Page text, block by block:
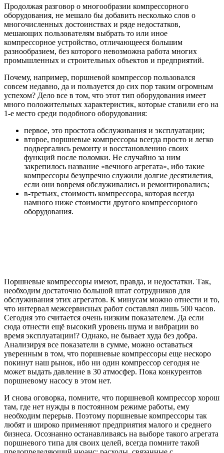
Продолжая разговор о многообразии компрессорного
оборудования, не мешало бы добавить несколько слов о
многочисленных достоинствах и ряде недостатков,
мешающих пользователям выбрать то или иное
компрессорное устройство, отличающееся большим
разнообразием, без которого невозможна работа многих
промышленных и строительных объектов и предприятий.
Почему, например, поршневой компрессор пользовался
совсем недавно, да и пользуется до сих пор таким огромным
успехом? Дело все в том, что этот тип оборудования имеет
много положительных характеристик, которые ставили его на
1-е место среди подобного оборудования:
первое, это простота обслуживания и эксплуатации;
второе, поршневые компрессоры всегда просто и легко
подвергались ремонту и восстановлению своих
функций после поломки. Не случайно за ним
закрепилось название «вечного агрегата», ибо такие
компрессоры безупречно служили долгие десятилетия,
если они вовремя обслуживались и ремонтировались;
в-третьих, стоимость компрессора, которая всегда
намного ниже стоимости другого компрессорного
оборудования.
Поршневые компрессоры имеют, правда, и недостатки. Так,
необходим достаточно большой штат сотрудников для
обслуживания этих агрегатов. К минусам можно отнести и то,
что интервал межсервисных работ составлял лишь 500 часов.
Сегодня это считается очень низким показателем. Да если
сюда отнести ещё высокий уровень шума и вибрации во
время эксплуатации!? Однако, не бывает худа без добра.
Анализируя все показатели в сумме, можно оставаться
уверенным в том, что поршневые компрессоры еще нескоро
покинут наш рынок, ибо ни один компрессор сегодня не
может выдать давление в 30 атмосфер. Пока конкурентов
поршневому насосу в этом нет.
И снова оговорка, помните, что поршневой компрессор хорош
там, где нет нужды в постоянном режиме работы, ему
необходим перерыв. Поэтому поршневые компрессоры так
любят и широко применяют предприятия малого и среднего
бизнеса. Осознанно останавливаясь на выборе такого агрегата
поршневого типа для своих целей, всегда помните такой